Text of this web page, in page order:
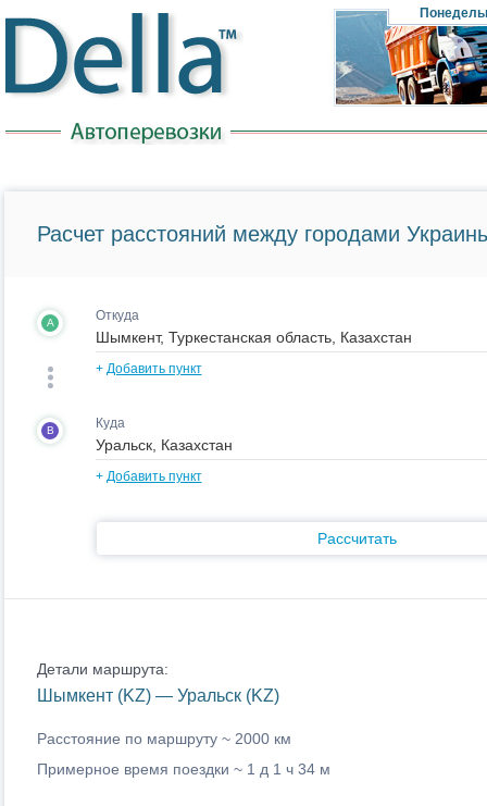
Расчет расстояний между городами
A Откуда
+ Добавить пункт
B Куда
+ Добавить пункт
Рассчитать
Детали маршрута:
Шымкент (KZ) — Уральск (KZ)
Расстояние по маршруту ~ 2000 км
Примерное время поездки ~ 1 д 1 ч 34 м